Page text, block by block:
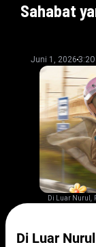
Sahabat
Juni 1, 2026
Di Luar Nurul ,
Di Luar Nurul